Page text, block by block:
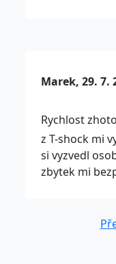
Marek, 29. 7.
Rychlost
z T-shock mi
si vyzvedl
zbytek mi